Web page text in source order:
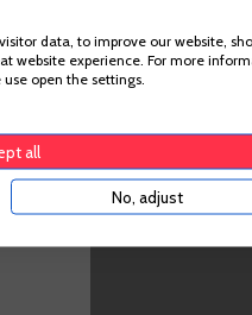
Para
suficiente
data, to improve our website,
website experience. For more
open the settings.
all
No, adjust